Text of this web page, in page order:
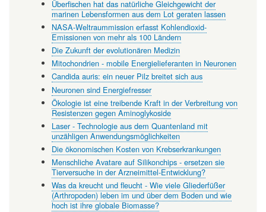
Überfischen hat das natürliche Gleichgewicht der
marinen Lebensformen aus dem Lot geraten lassen
NASA-Weltraummission erfasst Kohlendioxid-
Emissionen von mehr als 100 Ländern
Die Zukunft der evolutionären Medizin
Mitochondrien - mobile Energielieferanten in Neuronen
Candida auris: ein neuer Pilz breitet sich aus
Neuronen sind Energiefresser
Ökologie ist eine treibende Kraft in der Verbreitung von
Resistenzen gegen Aminoglykoside
Laser - Technologie aus dem Quantenland mit
unzähligen Anwendungsmöglichkeiten
Die ökonomischen Kosten von Krebserkrankungen
Menschliche Avatare auf Silikonchips - ersetzen sie
Tierversuche in der Arzneimittel-Entwicklung?
Was da kreucht und fleucht - Wie viele Gliederfüßer
(Arthropoden) leben im und über dem Boden und wie
hoch ist ihre globale Biomasse?